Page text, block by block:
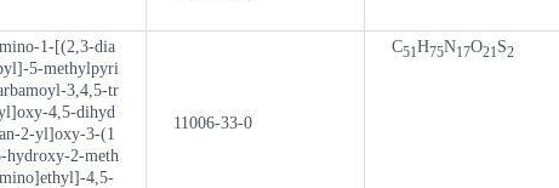
1-[(2,3-dia
5-methylpyri
3,4,5-tr
4,5-dihyd
2-yl]oxy-3-(1
2-meth
4,5-
11006-33-0
C51H75N17O21S2